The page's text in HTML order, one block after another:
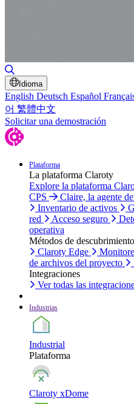
Idioma
English Deutsch Español
어 繁體中文
Solicitar una demostración
Plataforma
La plataforma Claroty
Explore la plataforma
CPS
Claire, la agente
Inventario de activos
red
Acceso seguro
operativa
Métodos de descubrimiento
Claroty Edge
de archivos del proyecto
Integraciones
Ver todas las
Industrias
Industrial
Plataforma
Claroty xDome